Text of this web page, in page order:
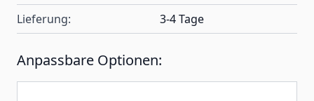
Lieferung:
3-4 Tage
Anpassbare Optionen: